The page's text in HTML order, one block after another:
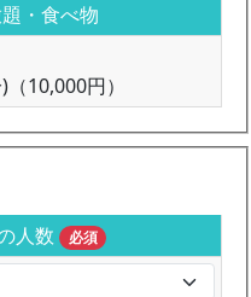
・食べ物
10,000円）
人数 必須